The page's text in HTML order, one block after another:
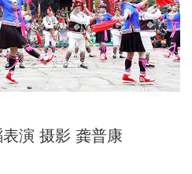
演 摄影 龚普康